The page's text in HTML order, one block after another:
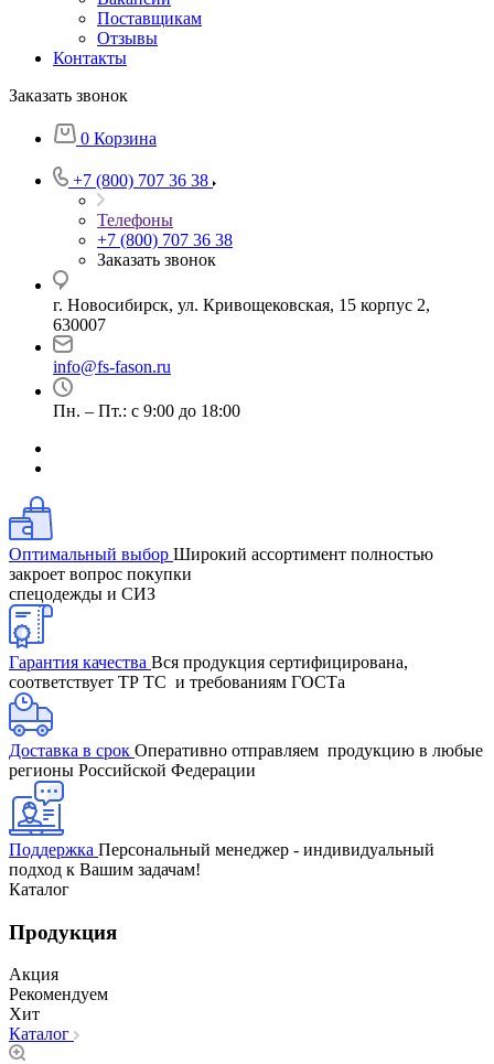
Поставщикам
Отзывы
Контакты
Заказать звонок
0 Корзина
+7 (800) 707 36 38
Телефоны
+7 (800) 707 36 38
Заказать звонок
г. Новосибирск, ул. Кривощековская, 15 корпус 2,
630007
info@fs-fason.ru
Пн. – Пт.: с 9:00 до 18:00
Оптимальный выбор Широкий ассортимент полностью
закроет вопрос покупки
спецодежды и СИЗ
Гарантия качества Вся продукция сертифицирована,
соответствует ТР ТС и требованиям ГОСТа
Доставка в срок Оперативно отправляем продукцию в любые
регионы Российской Федерации
Поддержка Персональный менеджер - индивидуальный
подход к Вашим задачам!
Каталог
Продукция
Акция
Рекомендуем
Хит
Каталог